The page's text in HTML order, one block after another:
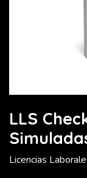
LLS
Licencias